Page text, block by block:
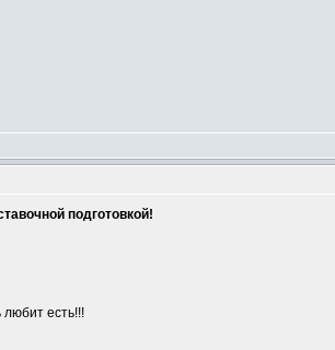
подготовкой!
любит есть!!!